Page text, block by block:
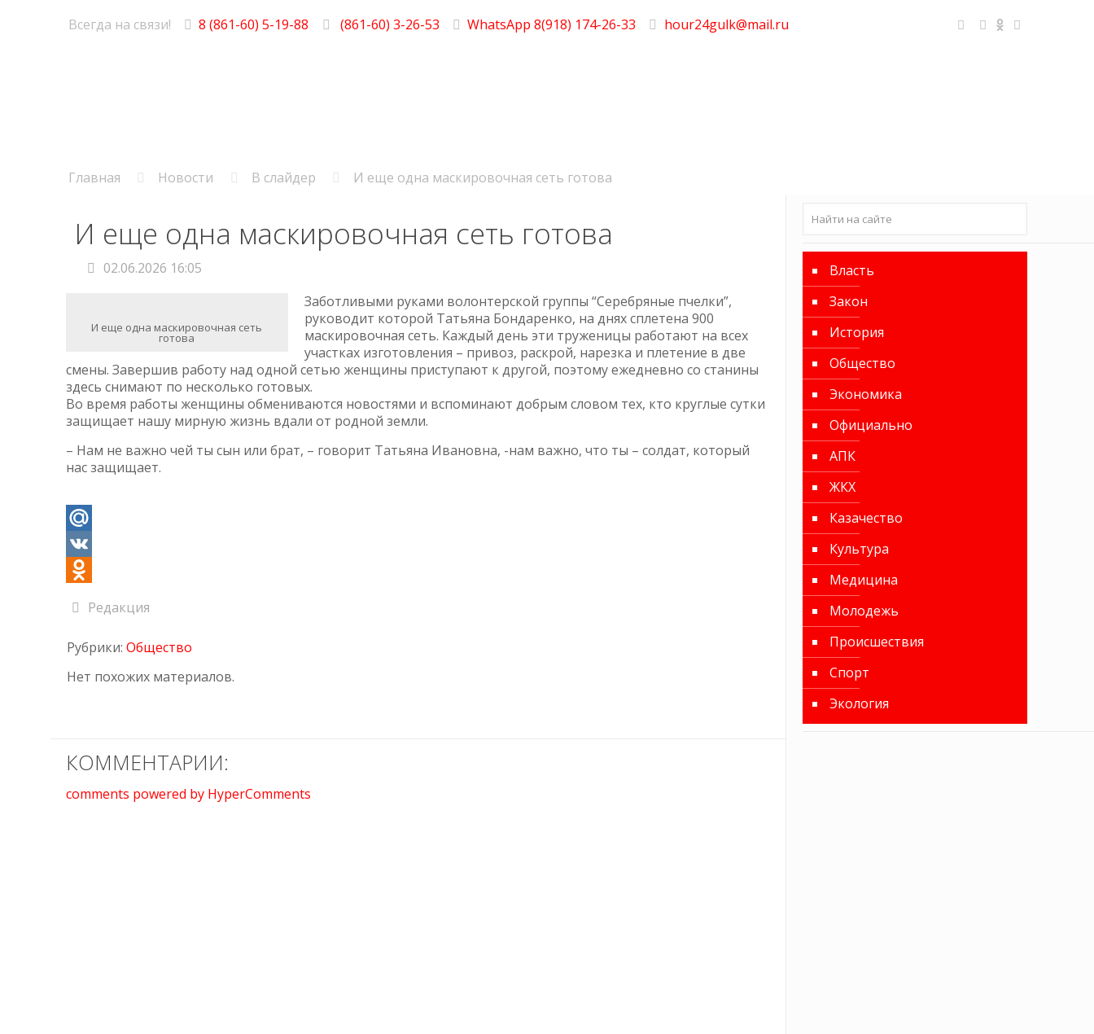
Всегда на связи! 8 (861-60) 5-19-88 (861-60) 3-26-53 WhatsApp 8(918) 174-26-33 hour24gulk@mail.ru
Главная Новости В слайдер И еще одна маскировочная сеть готова
И еще одна маскировочная сеть готова
02.06.2026 16:05
И еще одна маскировочная сеть
готова
Заботливыми руками волонтерской группы “Серебряные пчелки”,
руководит которой Татьяна Бондаренко, на днях сплетена 900
маскировочная сеть. Каждый день эти труженицы работают на всех
участках изготовления – привоз, раскрой, нарезка и плетение в две
смены. Завершив работу над одной сетью женщины приступают к другой, поэтому ежедневно со станины
здесь снимают по несколько готовых.
Во время работы женщины обмениваются новостями и вспоминают добрым словом тех, кто круглые сутки
защищает нашу мирную жизнь вдали от родной земли.
– Нам не важно чей ты сын или брат, – говорит Татьяна Ивановна, -нам важно, что ты – солдат, который
нас защищает.
Mail.Ru
VK
Редакция
Рубрики: Общество
Нет похожих материалов.
КОММЕНТАРИИ:
comments powered by HyperComments
Власть
Закон
История
Общество
Экономика
Официально
АПК
ЖКХ
Казачество
Культура
Медицина
Молодежь
Происшествия
Спорт
Экология